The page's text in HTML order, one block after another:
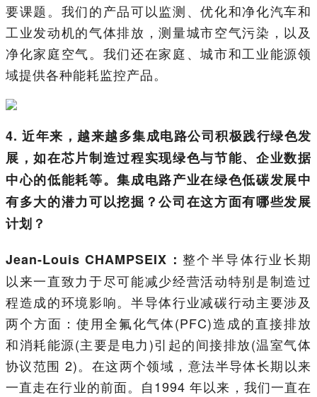
要课题。我们的产品可以监测、优化和净化汽车和
工业发动机的气体排放，测量城市空气污染，以及
净化家庭空气。我们还在家庭、城市和工业能源领
域提供各种能耗监控产品。
4. 近年来，越来越多集成电路公司积极践行绿色发
展，如在芯片制造过程实现绿色与节能、企业数据
中心的低能耗等。集成电路产业在绿色低碳发展中
有多大的潜力可以挖掘？公司在这方面有哪些发展
计划？
Jean-Louis CHAMPSEIX：整个半导体行业长期
以来一直致力于尽可能减少经营活动特别是制造过
程造成的环境影响。半导体行业减碳行动主要涉及
两个方面：使用全氟化气体(PFC)造成的直接排放
和消耗能源(主要是电力)引起的间接排放(温室气体
协议范围 2)。在这两个领域，意法半导体长期以来
一直走在行业的前面。自1994 年以来，我们一直在